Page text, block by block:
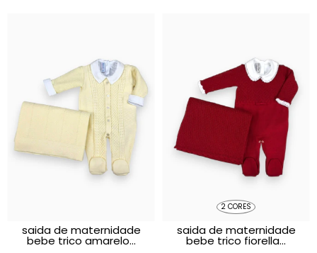
saida de maternidade
bebe trico amarelo...
2 CORES
saida de maternidade
bebe trico fiorella...